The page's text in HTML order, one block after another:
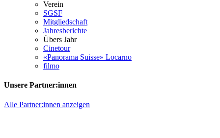
Verein
SGSF
Mitgliedschaft
Jahresberichte
Übers Jahr
Cinetour
«Panorama Suisse» Locarno
filmo
Unsere Partner:innen
Alle Partner:innen anzeigen